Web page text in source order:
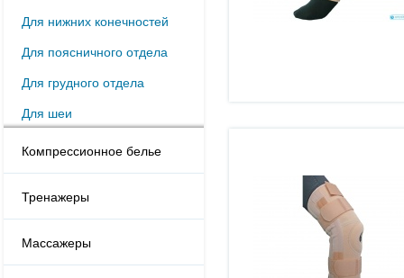
Для нижних конечностей
Для поясничного отдела
Для грудного отдела
Для шеи
Компрессионное белье
Тренажеры
Массажеры